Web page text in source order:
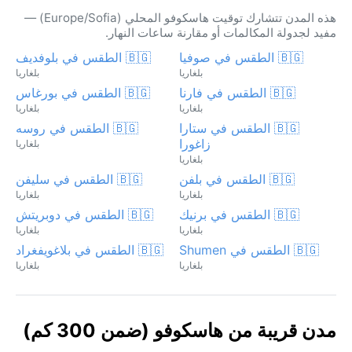
هذه المدن تتشارك توقيت هاسكوفو المحلي (Europe/Sofia) —
مفيد لجدولة المكالمات أو مقارنة ساعات النهار.
🇧🇬 الطقس في صوفيا
بلغاريا
🇧🇬 الطقس في بلوفديف
بلغاريا
🇧🇬 الطقس في فارنا
بلغاريا
🇧🇬 الطقس في بورغاس
بلغاريا
🇧🇬 الطقس في ستارا
زاغورا
بلغاريا
🇧🇬 الطقس في روسه
بلغاريا
🇧🇬 الطقس في بلفن
بلغاريا
🇧🇬 الطقس في سليفن
بلغاريا
🇧🇬 الطقس في برنيك
بلغاريا
🇧🇬 الطقس في دوبريتش
بلغاريا
🇧🇬 الطقس في Shumen
بلغاريا
🇧🇬 الطقس في بلاغويفغراد
بلغاريا
مدن قريبة من هاسكوفو (ضمن 300 كم)